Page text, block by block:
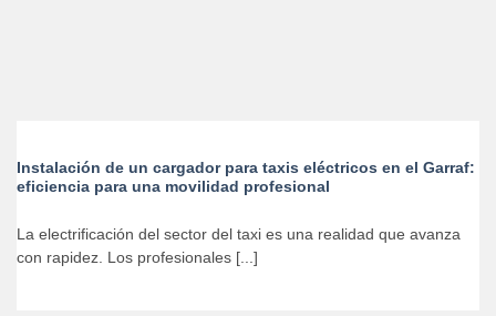
Instalación de un cargador para taxis eléctricos en el Garraf:
eficiencia para una movilidad profesional
La electrificación del sector del taxi es una realidad que avanza
con rapidez. Los profesionales [...]